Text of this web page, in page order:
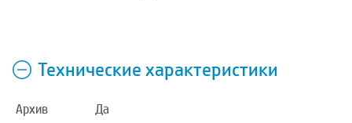
Технические характеристики
Архив
Да